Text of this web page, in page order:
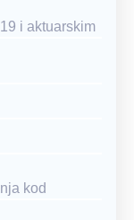
i aktuarskim
kod